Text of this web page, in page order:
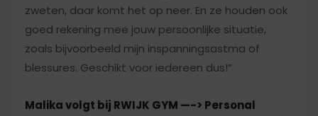
zweten, daar komt het op neer. En ze houden ook
goed rekening mee jouw persoonlijke situatie,
zoals bijvoorbeeld mijn inspanningsastma of
blessures. Geschikt voor iedereen dus!”
Malika volgt bij RWIJK GYM —-> Personal